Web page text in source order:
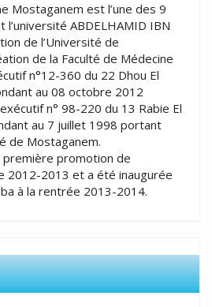
Mostaganem est l’une des 9
ABDELHAMID IBN
de l’Université de
de la Faculté de Médecine
n°12-360 du 22 Dhou El
au 08 octobre 2012
n° 98-220 du 13 Rabie El
au 7 juillet 1998 portant
de Mostaganem.
première promotion de
2012-2013 et a été inaugurée
à la rentrée 2013-2014.